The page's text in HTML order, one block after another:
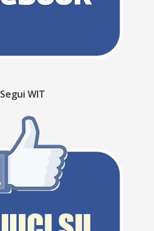
Segui WIT